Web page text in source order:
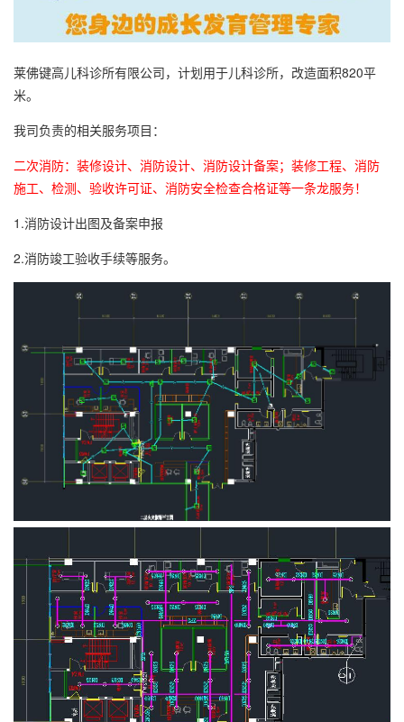
莱佛键高儿科诊所有限公司，计划用于儿科诊所，改造面积820平
米。
我司负责的相关服务项目：
二次消防：装修设计、消防设计、消防设计备案；装修工程、消防
施工、检测、验收许可证、消防安全检查合格证等一条龙服务！
1.消防设计出图及备案申报
2.消防竣工验收手续等服务。